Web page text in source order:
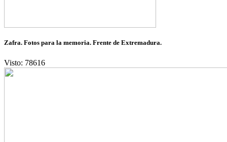
Zafra. Fotos para la memoria. Frente de Extremadura.
Visto: 78616